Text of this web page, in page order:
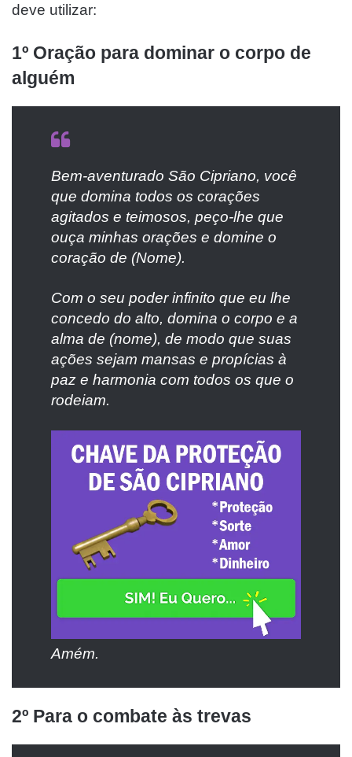
deve utilizar:
1º Oração para dominar o corpo de
alguém
Bem-aventurado São Cipriano, você
que domina todos os corações
agitados e teimosos, peço-lhe que
ouça minhas orações e domine o
coração de (Nome).
Com o seu poder infinito que eu lhe
concedo do alto, domina o corpo e a
alma de (nome), de modo que suas
ações sejam mansas e propícias à
paz e harmonia com todos os que o
rodeiam.
Amém.
2º Para o combate às trevas